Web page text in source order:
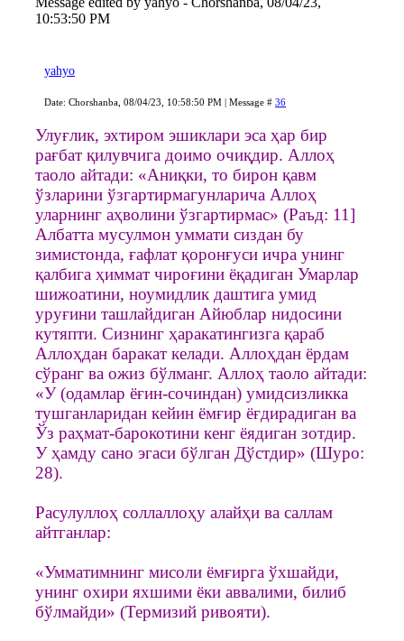
10:53:50 PM
yahyo
Date: Chorshanba, 08/04/23, 10:58:50 PM | Message # 36
Улуғлик, эхтиром эшиклари эса ҳар бир
рағбат қилувчига доимо очиқдир. Аллоҳ
таоло айтади: «Аниқки, то бирон қавм
ўзларини ўзгартирмагунларича Аллоҳ
уларнинг аҳволини ўзгартирмас» (Раъд: 11]
Албатта мусулмон уммати сиздан бу
зимистонда, ғафлат қоронғуси ичра унинг
қалбига ҳиммат чироғини ёқадиган Умарлар
шижоатини, ноумидлик даштига умид
уруғини ташлайдиган Айюблар нидосини
кутяпти. Сизнинг ҳаракатингизга қараб
Аллоҳдан баракат келади. Аллоҳдан ёрдам
сўранг ва ожиз бўлманг. Аллоҳ таоло айтади:
«У (одамлар ёғин-сочиндан) умидсизликка
тушганларидан кейин ёмғир ёғдирадиган ва
Ўз раҳмат-барокотини кенг ёядиган зотдир.
У ҳамду сано эгаси бўлган Дўстдир» (Шуро:
28).
Расулуллоҳ соллаллоҳу алайҳи ва саллам
айтганлар:
«Умматимнинг мисоли ёмғирга ўхшайди,
унинг охири яхшими ёки аввалими, билиб
бўлмайди» (Термизий ривояти).